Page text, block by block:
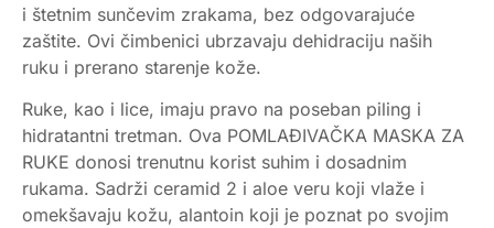
i štetnim sunčevim zrakama, bez odgovarajuće
zaštite. Ovi čimbenici ubrzavaju dehidraciju naših
ruku i prerano starenje kože.
Ruke, kao i lice, imaju pravo na poseban piling i
hidratantni tretman. Ova POMLAĐIVAČKA MASKA ZA
RUKE donosi trenutnu korist suhim i dosadnim
rukama. Sadrži ceramid 2 i aloe veru koji vlaže i
omekšavaju kožu, alantoin koji je poznat po svojim